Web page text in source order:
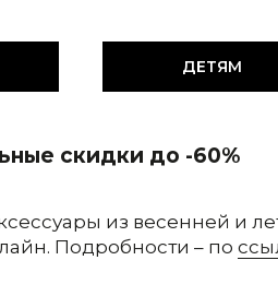
со скидками
ДЕТЯМ
скидки до -60%
из весенней и
Подробности – по